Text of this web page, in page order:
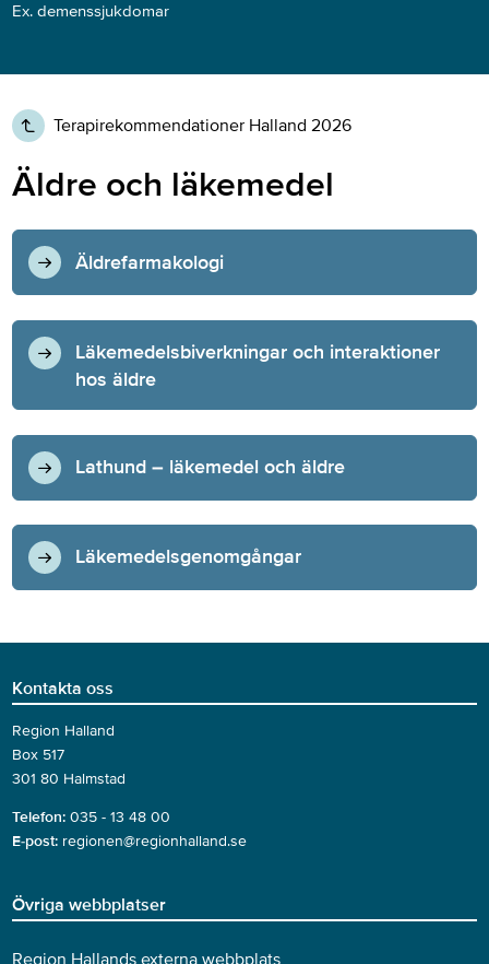
Ex. demenssjukdomar
Terapirekommendationer Halland 2026
Äldre och läkemedel
Äldrefarmakologi
Läkemedelsbiverkningar och interaktioner
hos äldre
Lathund – läkemedel och äldre
Läkemedelsgenomgångar
Kontakta oss
Region Halland
Box 517
301 80 Halmstad
Telefon: 035 - 13 48 00
E-post: regionen@regionhalland.se
Övriga webbplatser
Region Hallands externa webbplats